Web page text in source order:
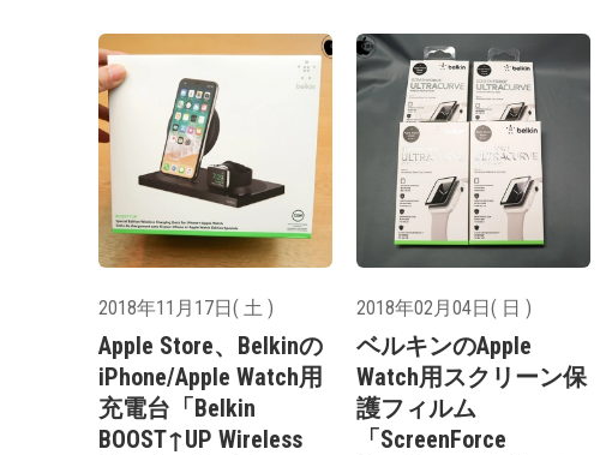
2018年11月17日( 土 )
Apple Store、Belkinの
iPhone/Apple Watch用
充電台「Belkin
BOOST↑UP Wireless
2018年02月04日( 日 )
ベルキンのApple
Watch用スクリーン保
護フィルム
「ScreenForce